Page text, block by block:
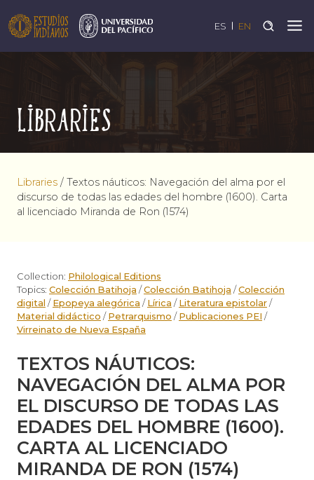
ES EN
Libraries
Libraries / Textos náuticos: Navegación del alma por el
discurso de todas las edades del hombre (1600). Carta
al licenciado Miranda de Ron (1574)
Collection: Philological Editions
Topics: Colección Batihoja /Colección Batihoja /Colección
digital /Epopeya alegórica /Lírica /Literatura epistolar/
Material didáctico /Petrarquismo /Publicaciones PEI /
Virreinato de Nueva España
TEXTOS NÁUTICOS:
NAVEGACIÓN DEL ALMA POR
EL DISCURSO DE TODAS LAS
EDADES DEL HOMBRE (1600).
CARTA AL LICENCIADO
MIRANDA DE RON (1574)